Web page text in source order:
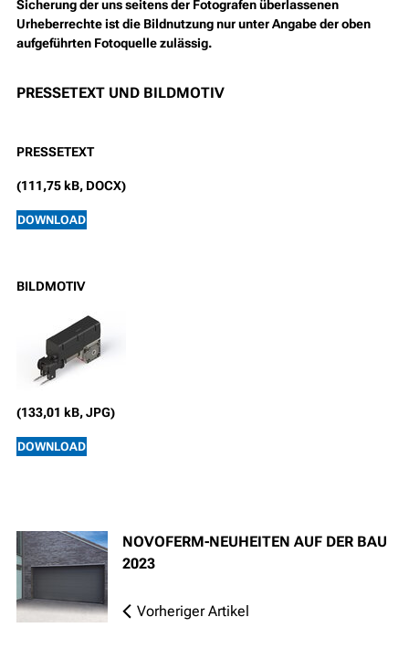
Sicherung der uns seitens der Fotografen überlassenen
Urheberrechte ist die Bildnutzung nur unter Angabe der oben
aufgeführten Fotoquelle zulässig.
PRESSETEXT UND BILDMOTIV
PRESSETEXT
(111,75 kB, DOCX)
DOWNLOAD
BILDMOTIV
(133,01 kB, JPG)
DOWNLOAD
NOVOFERM-NEUHEITEN AUF DER BAU
2023
Vorheriger Artikel